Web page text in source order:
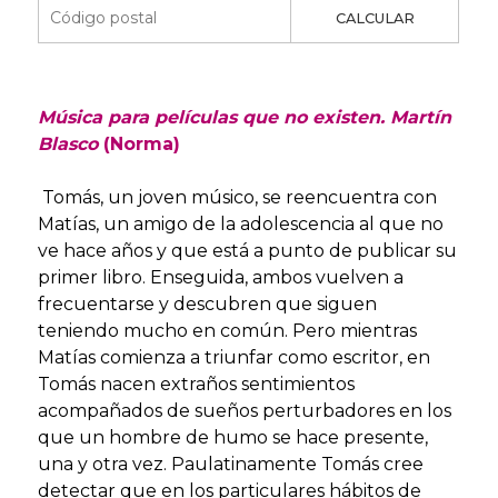
CALCULAR
Música para películas que no existen. Martín
Blasco(Norma)
Tomás, un joven músico, se reencuentra con
Matías, un amigo de la adolescencia al que no
ve hace años y que está a punto de publicar su
primer libro. Enseguida, ambos vuelven a
frecuentarse y descubren que siguen
teniendo mucho en común. Pero mientras
Matías comienza a triunfar como escritor, en
Tomás nacen extraños sentimientos
acompañados de sueños perturbadores en los
que un hombre de humo se hace presente,
una y otra vez. Paulatinamente Tomás cree
detectar que en los particulares hábitos de